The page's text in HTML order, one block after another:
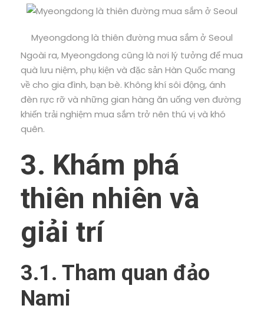
Myeongdong là thiên đường mua sắm ở Seoul
Ngoài ra, Myeongdong cũng là nơi lý tưởng để mua
quà lưu niệm, phụ kiện và đặc sản Hàn Quốc mang
về cho gia đình, bạn bè. Không khí sôi động, ánh
đèn rực rỡ và những gian hàng ăn uống ven đường
khiến trải nghiệm mua sắm trở nên thú vị và khó
quên.
3. Khám phá
thiên nhiên và
giải trí
3.1. Tham quan đảo
Nami